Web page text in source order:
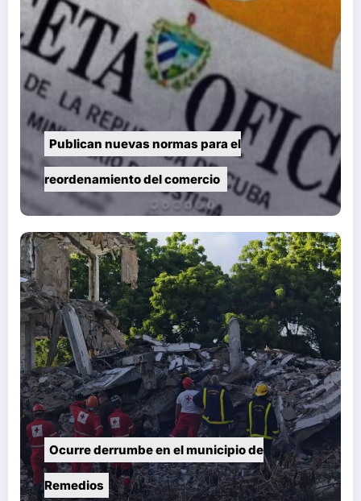
Publican nuevas normas para el
reordenamiento del comercio
Ocurre derrumbe en el municipio de
Remedios